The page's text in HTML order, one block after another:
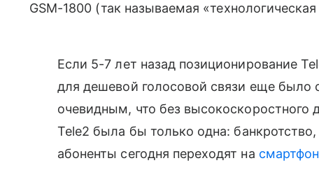
GSM-1800 (так называемая
Если 5-7 лет назад позиционирование
для дешевой голосовой связи еще было
очевидным, что без высокоскоростного
Tele2 была бы только одна:
абоненты сегодня переходят на